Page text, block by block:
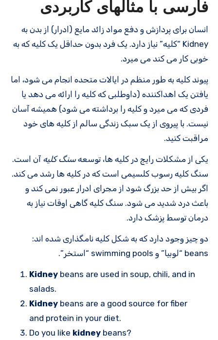
فارسی با مثالهای کاربردی
انسان برای پردازش و دفع مواد زائد مایع (ادرار) از بدن به
Kidney “کلیه” نیاز دارد. یک فرد بدون حداقل یک کلیه که به
خوبی کار می کند می میرد.
پیوند کلیه به طور منظم در ایالات متحده انجام می شود، اما
یافتن یک اهداکننده (داوطلبی که کلیه را ارائه می دهد یا
فردی که می میرد و کلیه را برداشته می شود) همیشه آسان
نیست. با پیروی از یک سبک زندگی سالم از کلیه های خود
مراقبت کنید.
یکی از مشکلات رایج در کلیه ها، توسعه سنگ کلیه آن است.
سنگ کلیه رسوب کلسیمی است که در کلیه ها رشد می کند.
اگر بیش از حد بزرگ شود از مجرای ادرار عبور نمی کند و
باعث درد شدید می شود. سنگ کلیه گاهی اوقات نیاز به
درمان توسط پزشک دارد.
دو چیز وجود دارد که به شکل کلیه نامگذاری شده اند:
beans “لوبیا” و swimming pools “استخر”.
Kidney beans are used in soup, chili, and in
salads.
Kidney beans are a good source for fiber
and protein in your diet.
Do you like kidney beans?